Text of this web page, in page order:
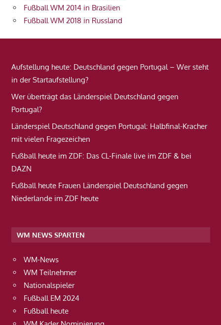
Fußball WM 2014 in Brasilien
Fußball WM 2018 in Russland
Aufstellung heute: Deutschland gegen Portugal – Wer steht
in der Startaufstellung?
Wer überträgt das Länderspiel Deutschland gegen
Portugal?
Länderspiel Deutschland gegen Portugal: Halbfinal-Kracher
mit vielen Fragezeichen
Fußball heute im ZDF: Das CL-Finale live im ZDF & bei
DAZN
Fußball heute Frauen Länderspiel Deutschland gegen
Niederlande im ZDF heute
WM NEWS SPARTEN
WM-News
WM Teilnehmer
Nationalspieler
Fußball EM 2024
Fußball heute